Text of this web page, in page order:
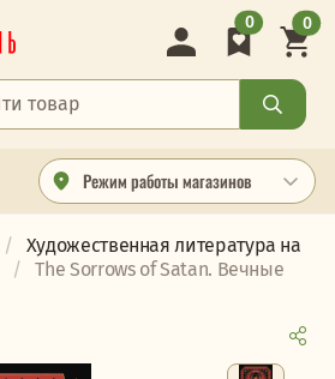
Режим работы магазинов
0 0
Художественная литература на
The Sorrows of Satan. Вечные